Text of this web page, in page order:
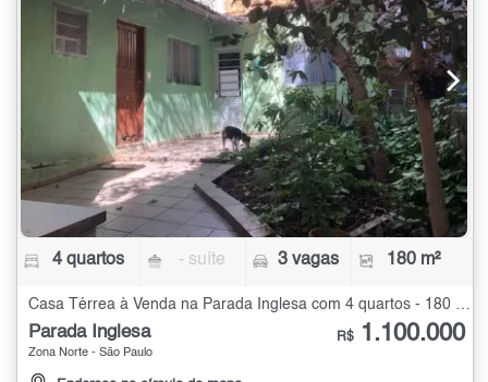
4 quartos - suíte 3 vagas 180 m²
Parada Inglesa
Zona Norte - São Paulo
R$ 1.100.000